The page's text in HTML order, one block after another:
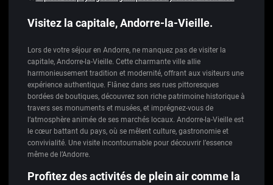
Visitez la capitale, Andorre-la-Vieille.
Lors de votre séjour en Andorre, ne manquez pas de visiter la
capitale, Andorre-la-Vieille. Cette charmante ville allie
harmonieusement tradition et modernité, offrant aux visiteurs une
expérience authentique. Flânez dans ses rues pittoresques
bordées de boutiques, découvrez son riche patrimoine historique à
travers ses monuments et musées, et imprégnez-vous de
l’atmosphère animée de ses marchés locaux. Andorre-la-Vieille est
le cœur battant du pays, où se mêlent culture, gastronomie et
convivialité. Une visite incontournable pour découvrir l’essence
même de l’Andorre.
Profitez des activités de plein air comme la